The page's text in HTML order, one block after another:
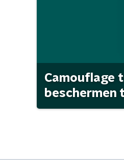
Camouflage
beschermen